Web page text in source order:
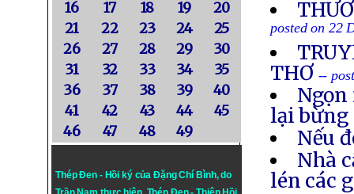
16
17 18 19
20
21
22 23 24
25
26
27 28 29
30
31
32 33 34
35
36
37 38 39
40
41
42 43 44
45
46
47 48 49
Thép Đen - Hồi ký của Đặng Chí Bình, do
posted on 22
THƠ --
lại bừng
Nếu
Nhà
lén các